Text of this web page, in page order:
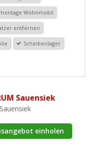
Wohnmobil
entfernen
Scheibenlager
Sauensiek
einholen